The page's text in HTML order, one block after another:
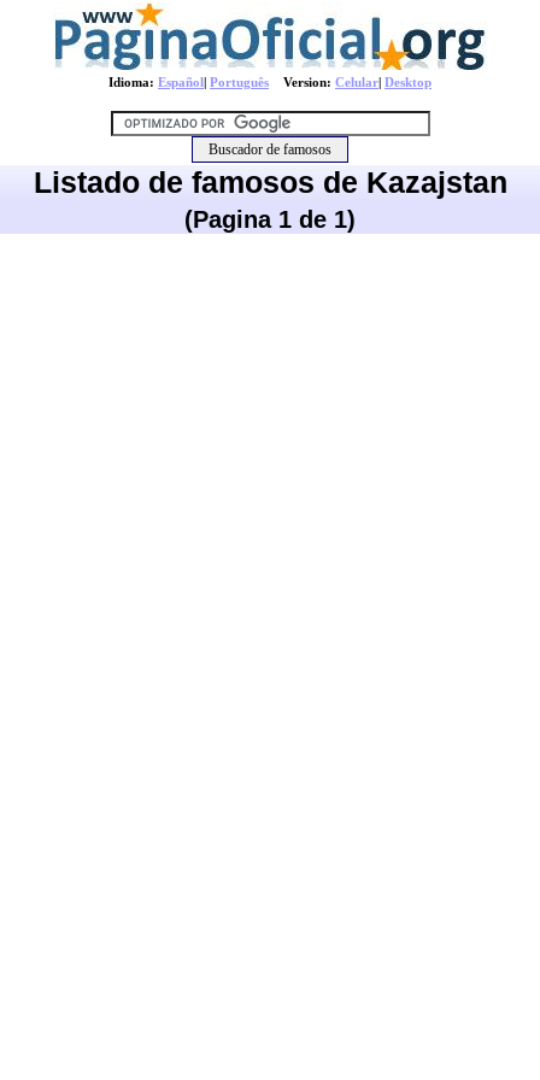
Idioma: Español| Português Version: Celular| Desktop
Listado de famosos de Kazajstan
(Pagina 1 de 1)